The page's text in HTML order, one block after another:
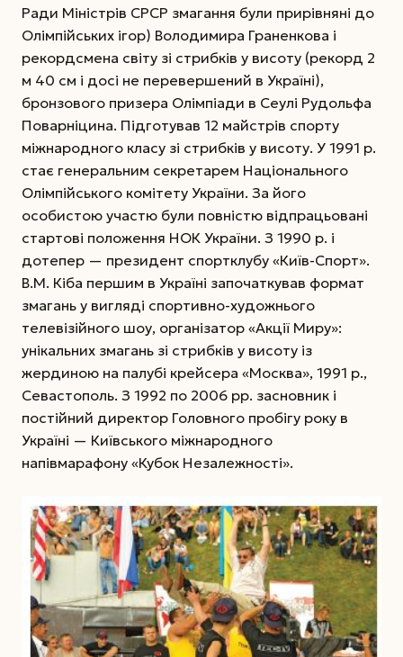
Ради Міністрів СРСР змагання були прирівняні до
Олімпійських ігор) Володимира Граненкова і
рекордсмена світу зі стрибків у висоту (рекорд 2
м 40 см і досі не перевершений в Україні),
бронзового призера Олімпіади в Сеулі Рудольфа
Поварніцина. Підготував 12 майстрів спорту
міжнародного класу зі стрибків у висоту. У 1991 р.
стає генеральним секретарем Національного
Олімпійського комітету України. За його
особистою участю були повністю відпрацьовані
стартові положення НОК України. З 1990 р. і
дотепер — президент спортклубу «Київ-Спорт».
В.М. Кіба першим в Україні започаткував формат
змагань у вигляді спортивно-художнього
телевізійного шоу, організатор «Акції Миру»:
унікальних змагань зі стрибків у висоту із
жердиною на палубі крейсера «Москва», 1991 р.,
Севастополь. З 1992 по 2006 рр. засновник і
постійний директор Головного пробігу року в
Україні — Київського міжнародного
напівмарафону «Кубок Незалежності».